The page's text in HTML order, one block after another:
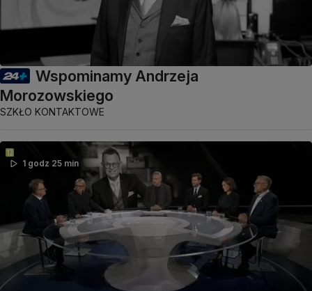
Wspominamy Andrzeja
Morozowskiego
SZKŁO KONTAKTOWE
1 godz 25 min